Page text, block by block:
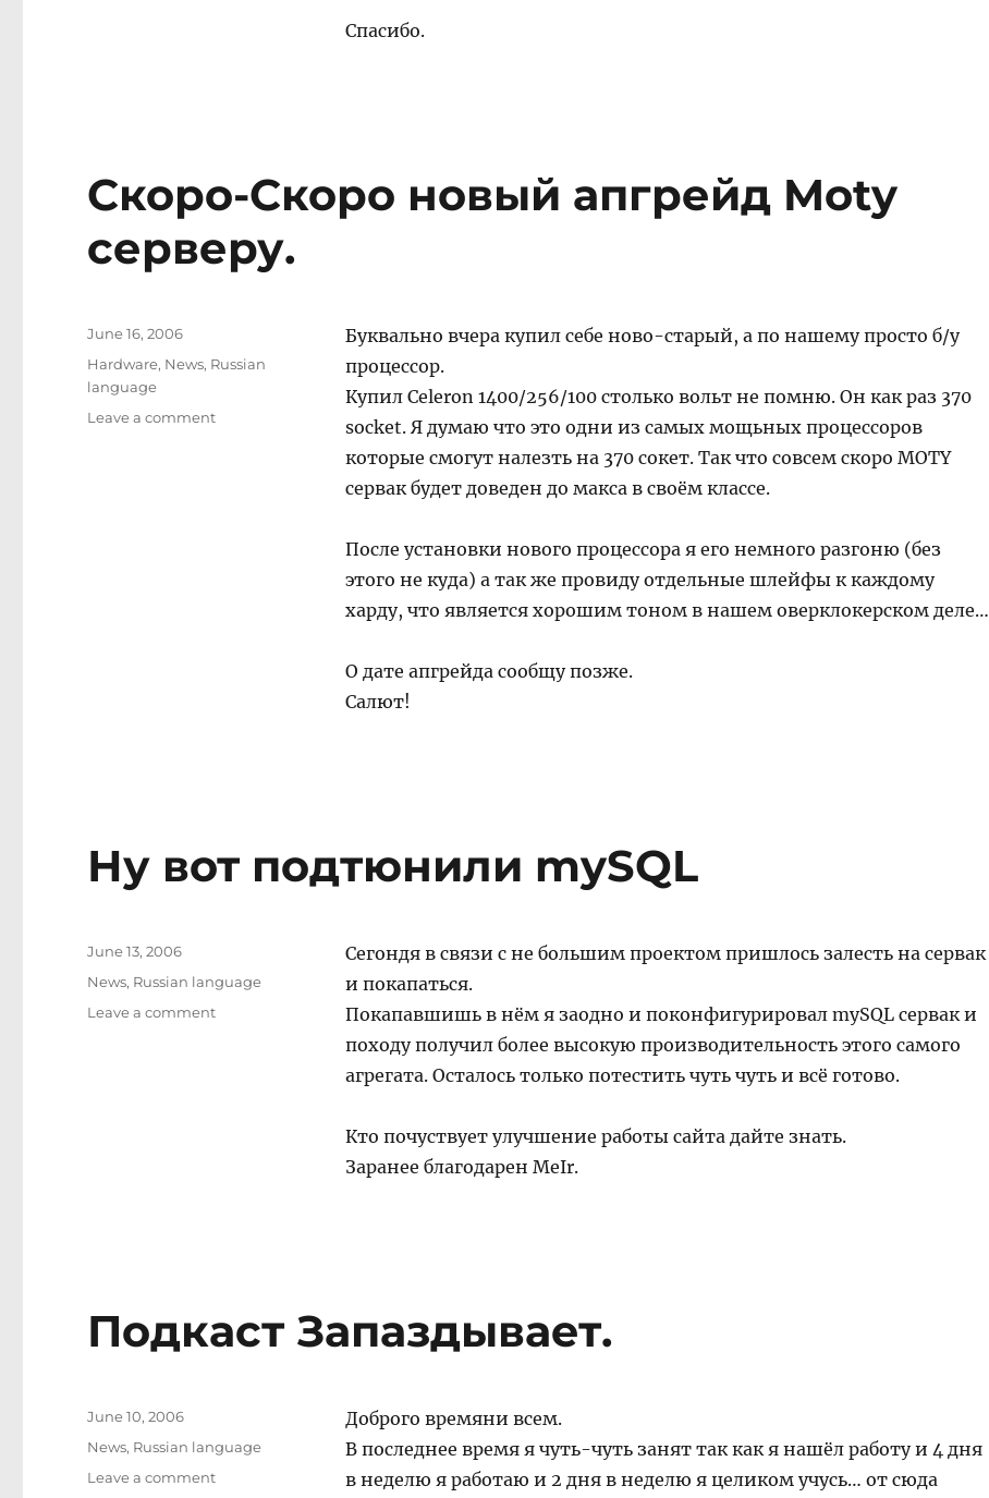
Спасибо.
Скоро-Скоро новый апгрейд Moty
серверу.
Буквально вчера купил себе ново-старый, а по нашему просто б/у
процессор.
Купил Celeron 1400/256/100 столько вольт не помню. Он как раз 370
socket. Я думаю что это одни из самых мощьных процессоров
которые смогут налезть на 370 сокет. Так что совсем скоро MOTY
сервак будет доведен до макса в своём классе.
После установки нового процессора я его немного разгоню (без
этого не куда) а так же провиду отдельные шлейфы к каждому
харду, что является хорошим тоном в нашем оверклокерском деле…
О дате апгрейда сообщу позже.
Салют!
Posted
June 16, 2006
Categories
Hardware, News, Russian
language
Leave a commenton
Ну вот подтюнили mySQL
Сегондя в связи с не большим проектом пришлось залесть на сервак
и покапаться.
Покапавшишь в нём я заодно и поконфигурировал mySQL сервак и
походу получил более высокую производительность этого самого
агрегата. Осталось только потестить чуть чуть и всё готово.
Кто почуствует улучшение работы сайта дайте знать.
Заранее благодарен MeIr.
Posted
June 13, 2006
Categories
News, Russian language
Leave a commenton
Подкаст Запаздывает.
Доброго времяни всем.
В последнее время я чуть-чуть занят так как я нашёл работу и 4 дня
в неделю я работаю и 2 дня в неделю я целиком учусь… от сюда
Posted
June 10, 2006
Categories
News, Russian language
Leave a commenton